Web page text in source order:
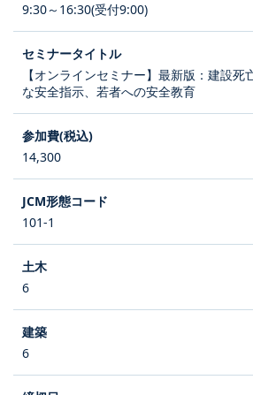
9:30～16:30(受付9:00)
【オンラインセミナー】最新版：建設死
な安全指示、若者への安全教育
14,300
101-1
6
6